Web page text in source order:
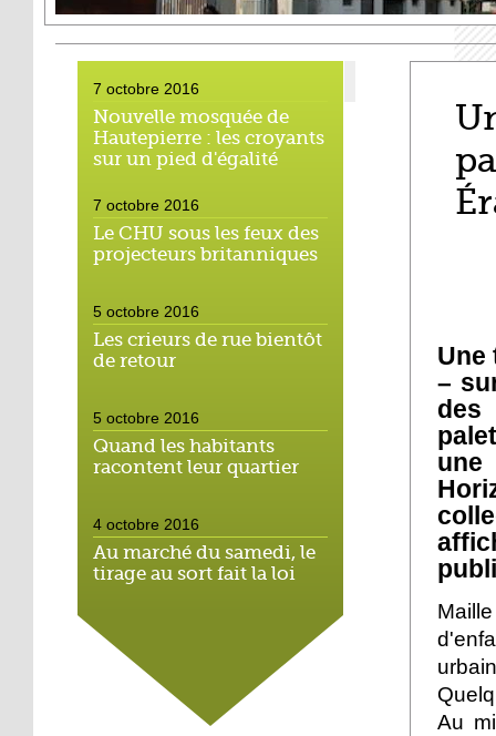
7 octobre 2016
Nouvelle mosquée de
Hautepierre : les croyants
sur un pied d'égalité
7 octobre 2016
Le CHU sous les feux des
projecteurs britanniques
5 octobre 2016
Les crieurs de rue bientôt
de retour
5 octobre 2016
Quand les habitants
racontent leur quartier
4 octobre 2016
Au marché du samedi, le
tirage au sort fait la loi
4 octobre 2016
Hautepierre: paysage
sonore
Une
–
des
Au